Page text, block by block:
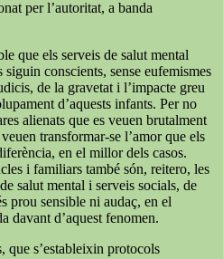
per l’autoritat, a banda
que els serveis de salut mental
conscients, sense eufemismes
de la gravetat i l’impacte greu
d’aquests infants. Per no
alienats que es veuen brutalment
transformar-se l’amor que els
en el millor dels casos.
i familiars també són, reitero, les
salut mental i serveis socials, de
prou sensible ni audaç, en el
davant d’aquest fenomen.
que s’estableixin protocols